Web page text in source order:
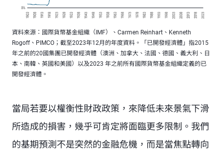
資料來源：國際貨幣基金組織（IMF）、Carmen Reinhart、Kenneth
Rogoff、PIMCO；截至2023年12月的年度資料。「已開發經濟體」指2015
年之前的20國集團已開發經濟體（澳洲、加拿大、法國、德國、義大利、日
本、南韓、英國和美國）以及2023 年之前所有國際貨幣基金組織定義的已
開發經濟體。
當局若要以權衡性財政政策，來降低未來景氣下滑
所造成的損害，幾乎可肯定將面臨更多限制。我們
的基期預測不是突然的金融危機，而是當焦點轉向